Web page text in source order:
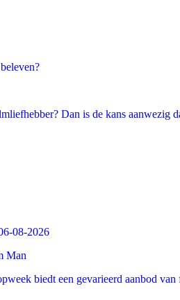
Dan is de kans
08-2026
Man
biedt een gevarieerd aanbod